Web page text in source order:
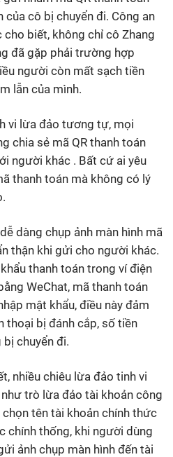
cô bị chuyển đi. Công an
cho biết, không chỉ cô Zhang
đã gặp phải trường hợp
người còn mất sạch tiền
lẫn của mình.
vi lừa đảo tương tự, mọi
chia sẻ mã QR thanh toán
người khác . Bất cứ ai yêu
thanh toán mà không có lý
dàng chụp ảnh màn hình mã
thận khi gửi cho người khác.
thanh toán trong ví điện
WeChat, mã thanh toán
mật khẩu, điều này đảm
thoại bị đánh cắp, số tiền
chuyển đi.
nhiều chiêu lừa đảo tinh vi
trò lừa đảo tài khoản công
tên tài khoản chính thức
thống, khi người dùng
ảnh chụp màn hình đến tài